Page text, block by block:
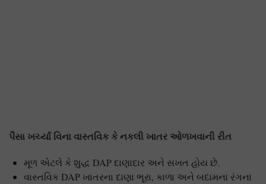
પૈસા ખર્ચ્યા વિના વાસ્તવિક કે નકલી ખાતર ઓળખવાની રીત
મૂળ એટલે કે શુદ્ધ DAP દાણાદાર અને સખત હોય છે.
વાસ્તવિક DAP ખાતરના દાણા ભૂરા, કાળા અને બદામના રંગના